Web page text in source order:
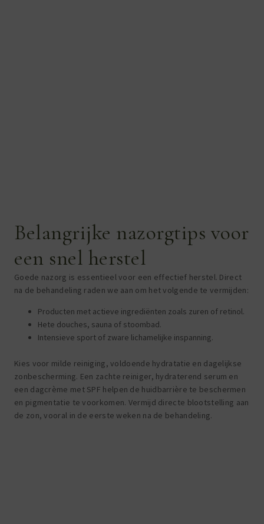
Belangrijke nazorgtips voor
een snel herstel
Goede nazorg is essentieel voor een effectief herstel. Direct
na de behandeling raden we aan om het volgende te vermijden:
Producten met actieve ingrediënten zoals zuren of retinol.
Hete douches, sauna of stoombad.
Intensieve sport of zware lichamelijke inspanning.
Kies voor milde reiniging, voldoende hydratatie en dagelijkse
zonbescherming. Een zachte reiniger, hydraterend serum en
een dagcrème met SPF helpen de huidbarrière te beschermen
en pigmentatie te voorkomen. Vermijd directe blootstelling aan
de zon, vooral in de eerste weken na de behandeling.